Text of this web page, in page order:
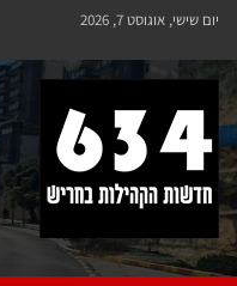
יום שישי, אוגוסט 7, 2026
חריש 634
חדשות הקהילות בחריש